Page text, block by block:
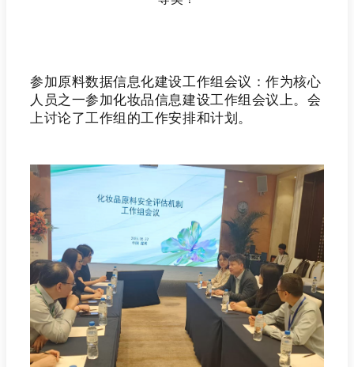
参加原料数据信息化建设工作组会议：作为核心
人员之一参加化妆品信息建设工作组会议上。会
上讨论了工作组的工作安排和计划。